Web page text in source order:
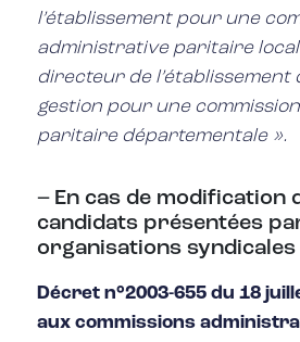
l’établissement pour une
administrative paritaire
directeur de l’établissement
gestion pour une
paritaire départementale ».
– En cas de modification
candidats présentées
organisations syndicales
Décret n°2003-655 du 18
aux commissions